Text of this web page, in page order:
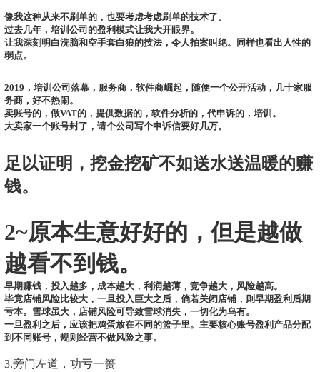
像我这种从来不刷单的，也要考虑考虑刷单的技术了。
过去几年，培训公司的盈利模式让我大开眼界。
让我深刻明白洗脑和空手套白狼的技法，令人拍案叫绝。同样也看出人性的
弱点。
2019，培训公司落幕，服务商，软件商崛起，随便一个公开活动，几十家服
务商，好不热闹。
卖账号的，做VAT的，提供数据的，软件分析的，代申诉的，培训。
大卖家一个账号封了，请个公司写个申诉信要好几万。
足以证明，挖金挖矿不如送水送温暖的赚
钱。
2~原本生意好好的，但是越做
越看不到钱。
早期赚钱，投入越多，成本越大，利润越薄，竞争越大，风险越高。
毕竟店铺风险比较大，一旦投入巨大之后，倘若关闭店铺，则早期盈利后期
亏本。雪球虽大，店铺风险可导致雪球消失，一切化为乌有。
一旦盈利之后，应该把鸡蛋放在不同的篮子里。主要核心账号盈利产品分配
到不同账号，规则经营不做风险之事。
3.旁门左道，功亏一篑